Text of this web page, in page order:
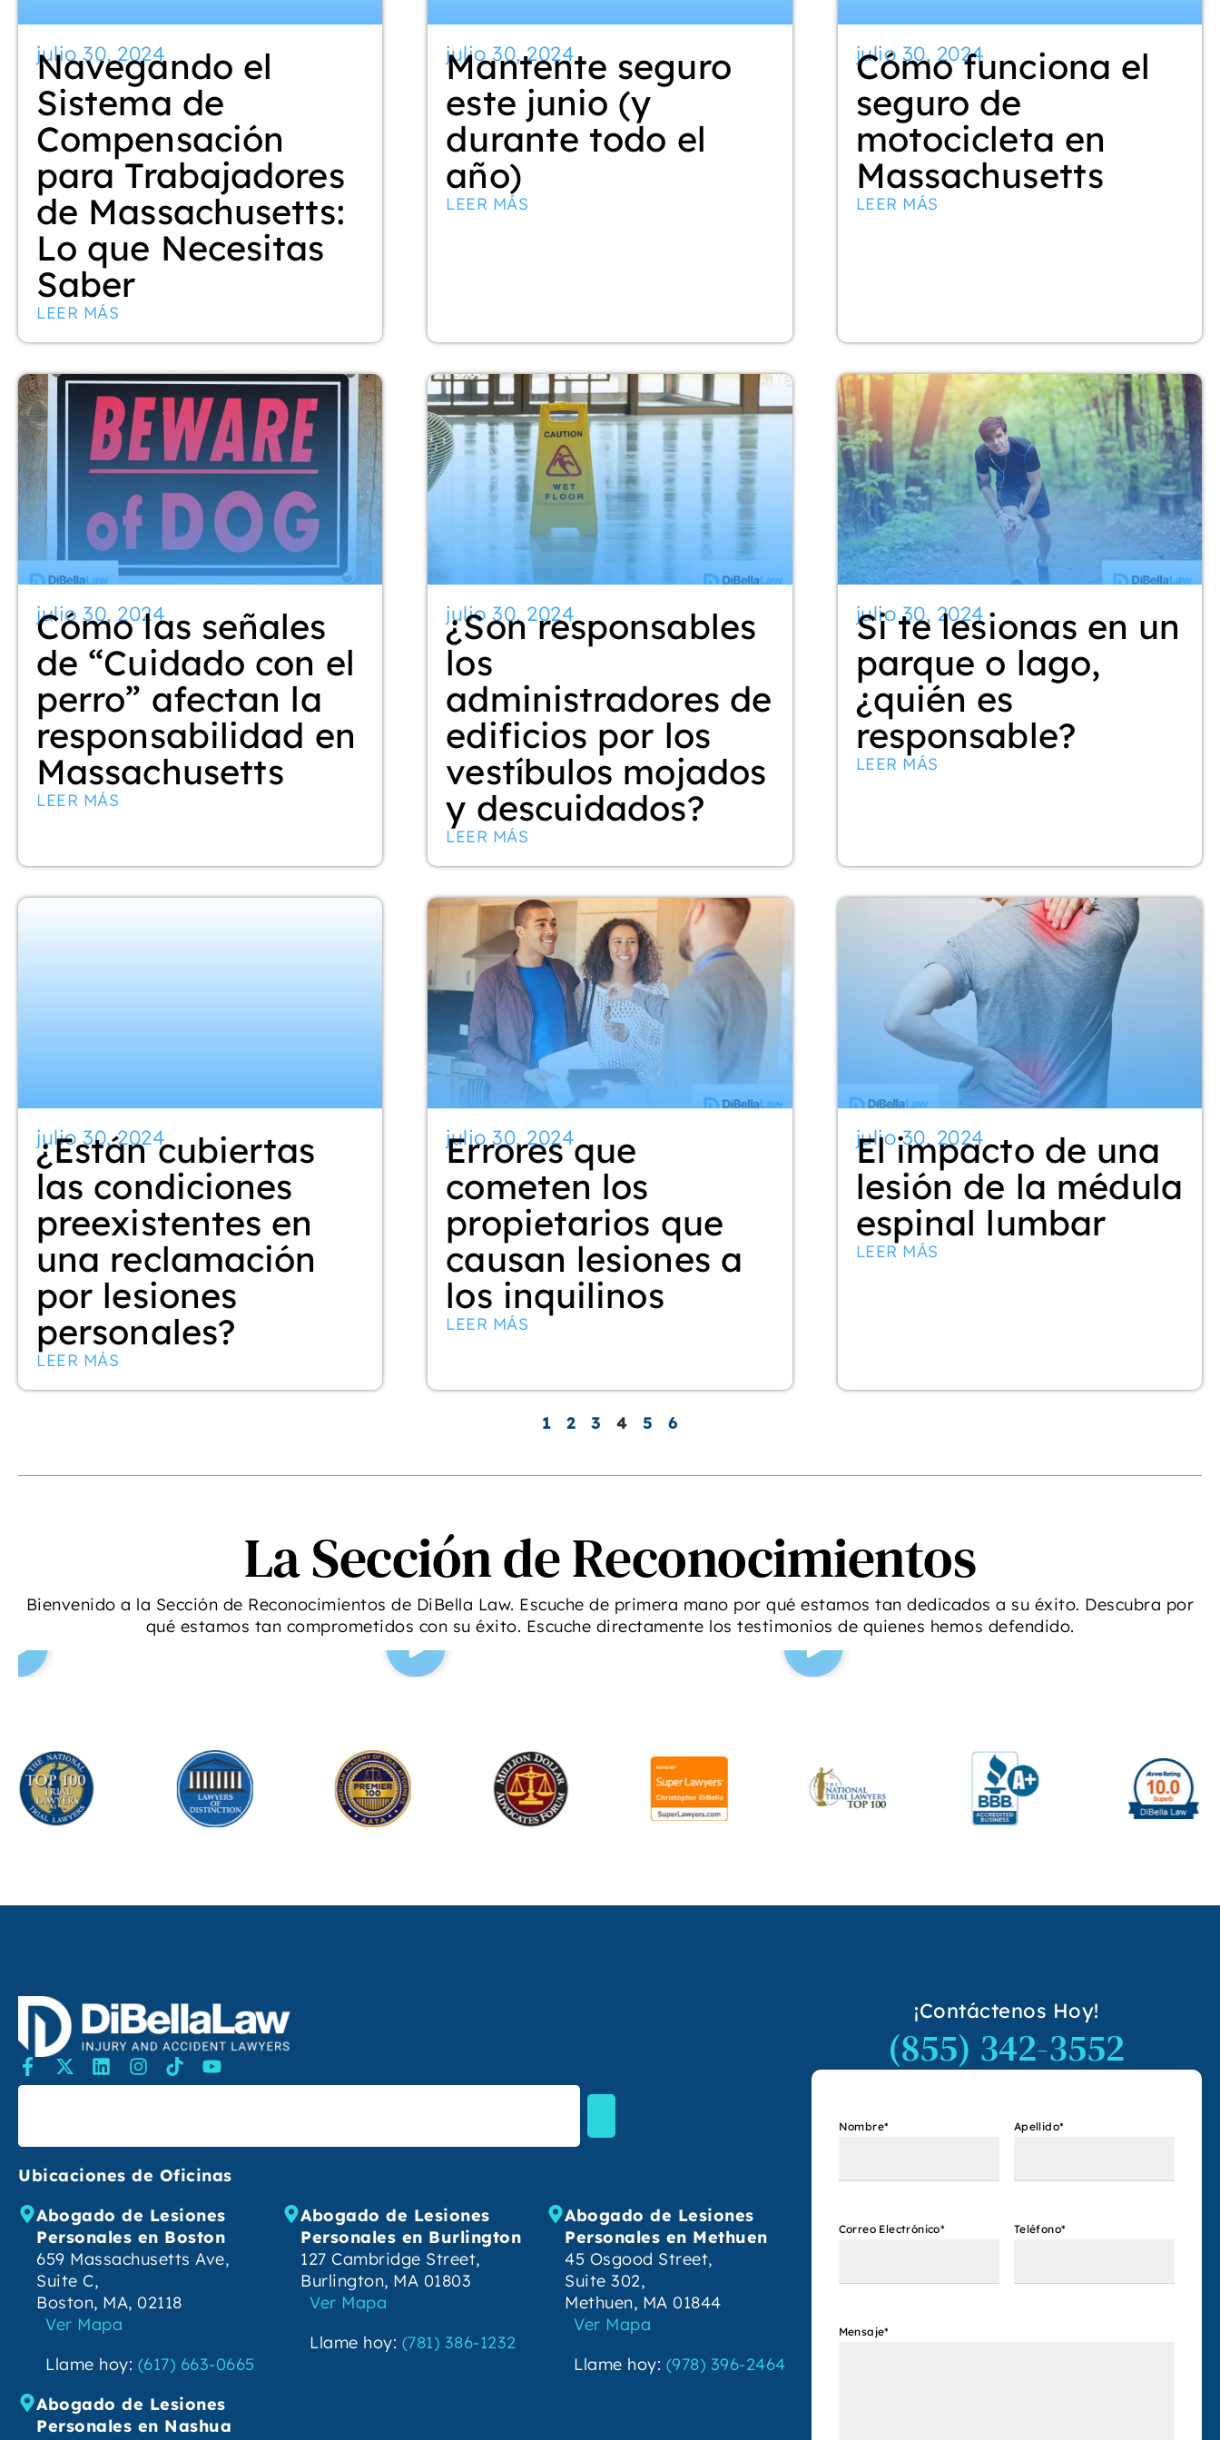
julio 30, 2024
Navegando el
Sistema de
Compensación
para Trabajadores
de Massachusetts:
Lo que Necesitas
Saber
LEER MÁS
julio 30, 2024
Mantente seguro
este junio (y
durante todo el
año)
LEER MÁS
julio 30, 2024
Cómo funciona el
seguro de
motocicleta en
Massachusetts
LEER MÁS
julio 30, 2024
Cómo las señales
de “Cuidado con el
perro” afectan la
responsabilidad en
Massachusetts
LEER MÁS
julio 30, 2024
¿Son responsables
los
administradores de
edificios por los
vestíbulos mojados
y descuidados?
LEER MÁS
julio 30, 2024
Si te lesionas en un
parque o lago,
¿quién es
responsable?
LEER MÁS
julio 30, 2024
¿Están cubiertas
las condiciones
preexistentes en
una reclamación
por lesiones
personales?
LEER MÁS
julio 30, 2024
Errores que
cometen los
propietarios que
causan lesiones a
los inquilinos
LEER MÁS
julio 30, 2024
El impacto de una
lesión de la médula
espinal lumbar
LEER MÁS
1 2 3 4 5 6
La Sección de Reconocimientos
Bienvenido a la Sección de Reconocimientos de DiBella Law. Escuche de primera mano por qué estamos tan dedicados a su éxito. Descubra por
qué estamos tan comprometidos con su éxito. Escuche directamente los testimonios de quienes hemos defendido.
Buscar
Ubicaciones de Oficinas
Abogado de Lesiones
Personales en Boston
659 Massachusetts Ave,
Suite C,
Boston, MA, 02118
Ver Mapa
Llame hoy: (617) 663-0665
Abogado de Lesiones
Personales en Burlington
127 Cambridge Street,
Burlington, MA 01803
Ver Mapa
Llame hoy: (781) 386-1232
Abogado de Lesiones
Personales en Methuen
45 Osgood Street,
Suite 302,
Methuen, MA 01844
Ver Mapa
Llame hoy: (978) 396-2464
Abogado de Lesiones
Personales en Nashua
¡Contáctenos Hoy!
(855) 342-3552
Nombre* Apellido*
Correo Electrónico* Teléfono*
Mensaje*